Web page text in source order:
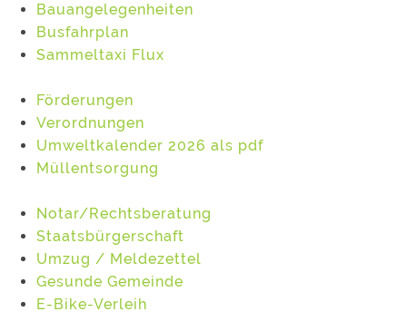
Bauangelegenheiten
Busfahrplan
Sammeltaxi Flux
Förderungen
Verordnungen
Umweltkalender 2026 als pdf
Müllentsorgung
Notar/Rechtsberatung
Staatsbürgerschaft
Umzug / Meldezettel
Gesunde Gemeinde
E-Bike-Verleih